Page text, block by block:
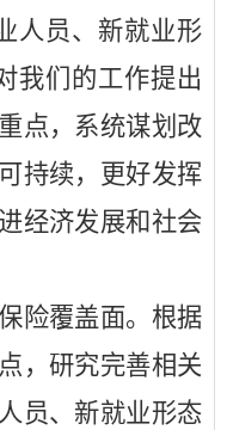
人员、新就业形
我们的工作提出
点，系统谋划改
持续，更好发挥
经济发展和社会
覆盖面。根据
，研究完善相关
员、新就业形态